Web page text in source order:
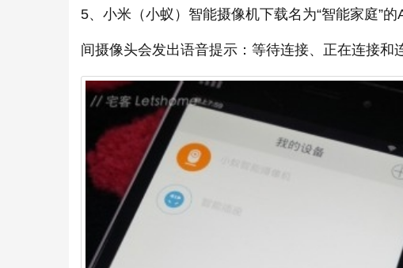
5、小米（小蚁）智能摄像机下载名为“智能家庭”
间摄像头会发出语音提示：等待连接、正在连接和